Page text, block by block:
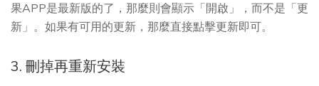
果APP是最新版的了，那麼則會顯示「開啟」，而不是「更
新」。如果有可用的更新，那麼直接點擊更新即可。
3. 刪掉再重新安裝